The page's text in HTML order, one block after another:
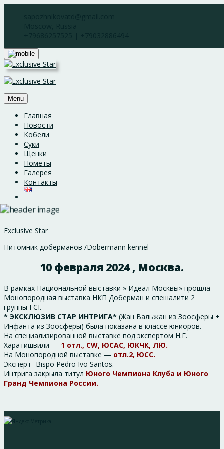
Menu
Главная
Новости
Кобели
Суки
Щенки
Пометы
Галерея
Контакты
Exclusive Star
Питомник доберманов /Dobermann kennel
10 февраля 2024 , Москва.
В рамках Национальной выставки » Идеал Москвы» прошла
Монопородная выставка НКП Доберман и спешалити 2
группы FCI.
* ЭКСКЛЮЗИВ СТАР ИНТРИГА* (Жан Вальжан из Зоосферы +
Инфанта из Зоосферы) была показана в классе юниоров.
На специализированной выставке под экспертом Н.Г.
Харатишвили — 1 отл., CW, ЮСАС, ЮКЧК, ЛЮ.
На Монопородной выставке — отл.2, ЮСС.
Эксперт- Bispo Pedro Ivo Santos.
Интрига закрыла титул Юного Чемпиона Клуба и Юного
Гранд Чемпиона России.